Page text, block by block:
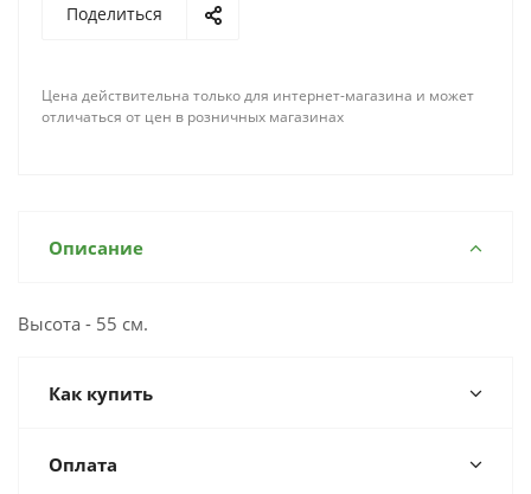
Поделиться
Цена действительна только для интернет-магазина и может
отличаться от цен в розничных магазинах
Описание
Высота - 55 см.
Как купить
Оплата